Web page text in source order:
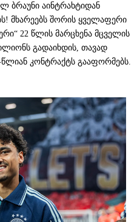
ბრაუნი აინტრახტიდან
მხარეებს შორის ყველაფერი
22 წლის მარცხენა მცველის
გადაიხდის, თავად
წლიან კონტრაქტს გააფორმებს.